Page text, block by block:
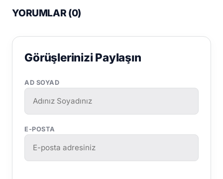
YORUMLAR (0)
Görüşlerinizi Paylaşın
AD SOYAD
E-POSTA